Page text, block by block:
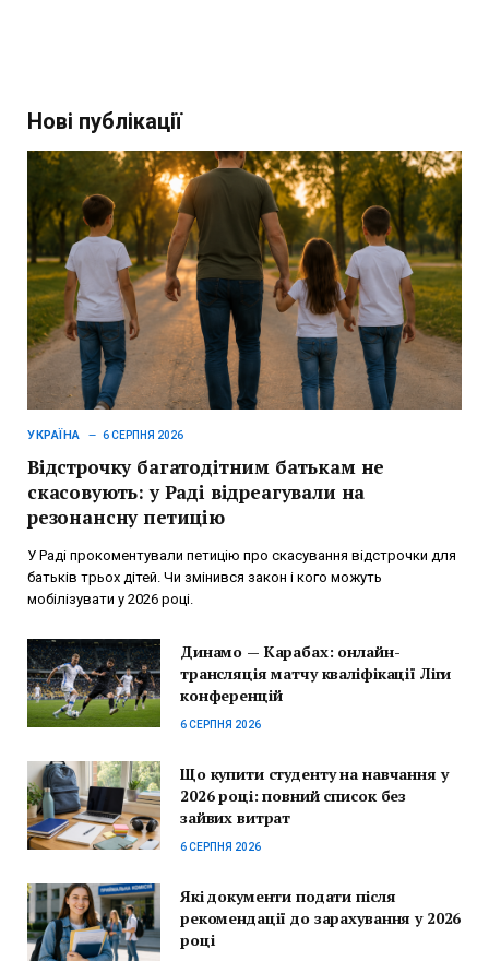
Нові публікації
УКРАЇНА 6 СЕРПНЯ 2026
Відстрочку багатодітним батькам не
скасовують: у Раді відреагували на
резонансну петицію
У Раді прокоментували петицію про скасування відстрочки для
батьків трьох дітей. Чи змінився закон і кого можуть
мобілізувати у 2026 році.
Динамо — Карабах: онлайн-
трансляція матчу кваліфікації Ліги
конференцій
6 СЕРПНЯ 2026
Що купити студенту на навчання у
2026 році: повний список без
зайвих витрат
6 СЕРПНЯ 2026
Які документи подати після
рекомендації до зарахування у 2026
році